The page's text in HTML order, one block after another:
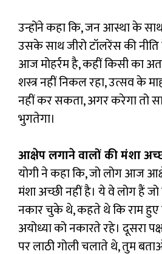
उन्होंने कहा कि, जन आस्था के
उसके साथ जीरो टॉलरेंस की
आज मोहर्रम है, कहीं किसी का
शस्त्र नहीं निकल रहा, उत्सव के
नहीं कर सकता, अगर करेगा तो
भुगतेगा।
आक्षेप लगाने वालों की मंशा
योगी ने कहा कि, जो लोग आज
मंशा अच्छी नहीं है। ये वे लोग हैं
नकार चुके थे, कहते थे कि राम हुए
अयोध्या को नकारते रहे। दूसरा
पर लाठी गोली चलाते थे, तुम